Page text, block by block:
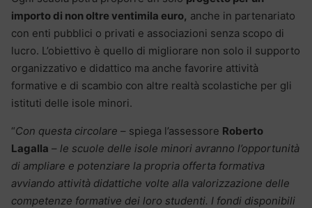
importo di non oltre ventimila euro, anche in partenariato
con enti pubblici o privati e associazioni senza scopo di
lucro. L’obiettivo è quello di migliorare non solo il supporto
organizzativo e didattico ma anche favorire attività
formative e di scambio con altre realtà scolastiche per gli
istituti delle isole minori.
“Con questa circolare – spiega l’assessore Roberto
Lagalla – le scuole delle isole minori avranno l’opportunità
di ampliare e potenziare la propria offerta formativa
avviando attività didattiche volte alla valorizzazione delle
competenze formative dei loro studenti. I fondi disponibili